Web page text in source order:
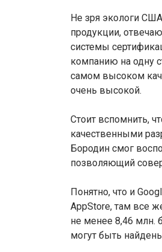
Не зря экологи
продукции,
системы
компанию на одну
самом высоком
очень высокой.
Стоит вспомнить,
качественными
Бородин смог
позволяющий
Понятно, что и
AppStore, там все
не менее 8,46 млн.
могут быть